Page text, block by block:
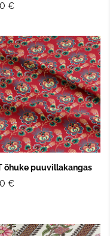
€
õhuke puuvillakangas
€